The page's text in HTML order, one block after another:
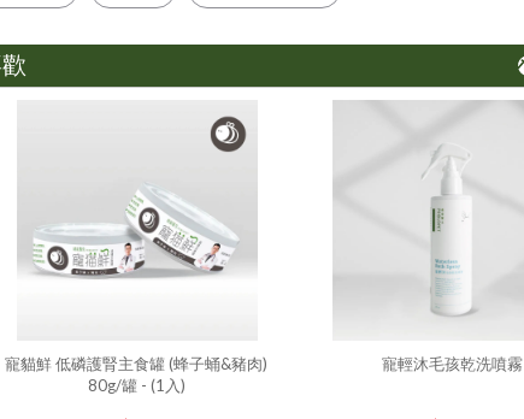
寵貓鮮 低磷護腎主食罐 (蜂子蛹&豬肉)
80g/罐 - (1入)
寵輕沐毛孩乾洗噴霧